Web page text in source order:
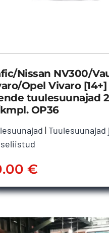
Nissan NV300/
Opel Vivaro [14+]
tuulesuunajad 2
OP36
|Tuulesuunajad
€